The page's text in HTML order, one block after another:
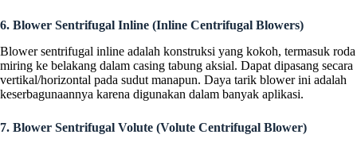
6. Blower Sentrifugal Inline (Inline Centrifugal Blowers)
Blower sentrifugal inline adalah konstruksi yang kokoh, termasuk roda
miring ke belakang dalam casing tabung aksial. Dapat dipasang secara
vertikal/horizontal pada sudut manapun. Daya tarik blower ini adalah
keserbagunaannya karena digunakan dalam banyak aplikasi.
7. Blower Sentrifugal Volute (Volute Centrifugal Blower)